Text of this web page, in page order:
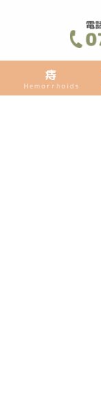
痔
Hemorrhoids